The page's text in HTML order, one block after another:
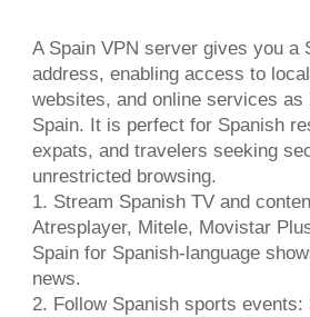
A Spain VPN server gives you a
address, enabling access to
websites, and online services as
Spain. It is perfect for Spanish
expats, and travelers seeking
unrestricted browsing.
1. Stream Spanish TV and
Atresplayer, Mitele, Movistar
Spain for Spanish-language
news.
2. Follow Spanish sports events: